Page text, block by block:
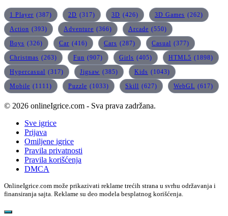
1 Player (387) 2D (317) 3D (426) 3D Games (262)
Action (393) Adventure (366) Arcade (550)
Boys (326) Car (416) Cars (287) Casual (377)
Christmas (263) Fun (907) Girls (405) HTML5 (1898)
Hypercasual (317) Jigsaw (385) Kids (1043)
Mobile (1111) Puzzle (1033) Skill (627) WebGL (617)
© 2026 onlineIgrice.com - Sva prava zadržana.
Sve igrice
Prijava
Omiljene igrice
Pravila privatnosti
Pravila korišćenja
DMCA
OnlineIgrice.com može prikazivati reklame trećih strana u svrhu održavanja i
finansiranja sajta. Reklame su deo modela besplatnog korišćenja.